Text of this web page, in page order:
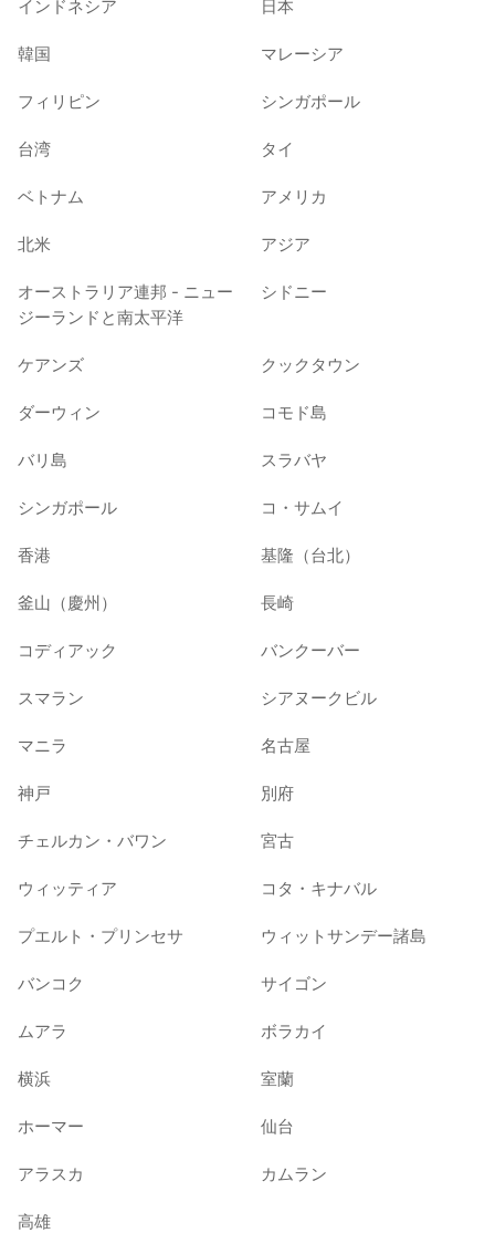
インドネシア 日本
韓国 マレーシア
フィリピン シンガポール
台湾 タイ
ベトナム アメリカ
北米 アジア
オーストラリア連邦 - ニュー
ジーランドと南太平洋
シドニー
ケアンズ クックタウン
ダーウィン コモド島
バリ島 スラバヤ
シンガポール コ・サムイ
香港 基隆（台北）
釜山（慶州） 長崎
コディアック バンクーバー
スマラン シアヌークビル
マニラ 名古屋
神戸 別府
チェルカン・バワン 宮古
ウィッティア コタ・キナバル
プエルト・プリンセサ ウィットサンデー諸島
バンコク サイゴン
ムアラ ボラカイ
横浜 室蘭
ホーマー 仙台
アラスカ カムラン
高雄